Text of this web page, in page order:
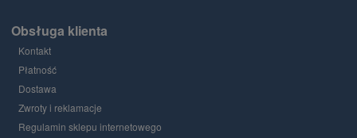
Obsługa klienta
Kontakt
Płatność
Dostawa
Zwroty i reklamacje
Regulamin sklepu internetowego